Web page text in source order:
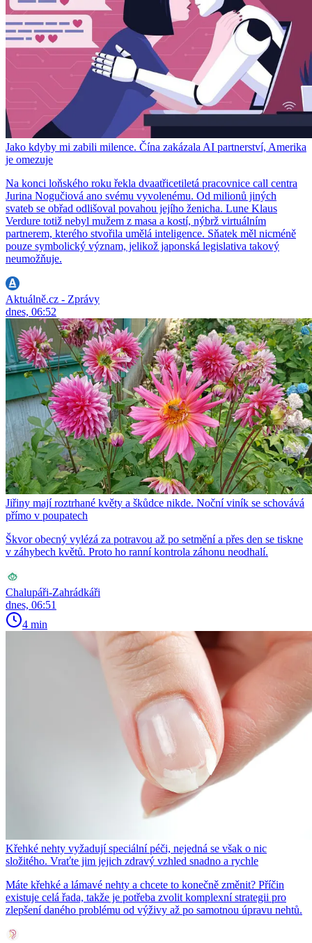
Jako kdyby mi zabili milence. Čína zakázala AI partnerství, Amerika
je omezuje
Na konci loňského roku řekla dvaatřicetiletá pracovnice call centra
Jurina Nogučiová ano svému vyvolenému. Od milionů jiných
svateb se obřad odlišoval povahou jejího ženicha. Lune Klaus
Verdure totiž nebyl mužem z masa a kostí, nýbrž virtuálním
partnerem, kterého stvořila umělá inteligence. Sňatek měl nicméně
pouze symbolický význam, jelikož japonská legislativa takový
neumožňuje.
Aktuálně.cz - Zprávy
dnes, 06:52
Jiřiny mají roztrhané květy a škůdce nikde. Noční viník se schovává
přímo v poupatech
Škvor obecný vylézá za potravou až po setmění a přes den se tiskne
v záhybech květů. Proto ho ranní kontrola záhonu neodhalí.
Chalupáři-Zahrádkáři
dnes, 06:51
4 min
Křehké nehty vyžadují speciální péči, nejedná se však o nic
složitého. Vraťte jim jejich zdravý vzhled snadno a rychle
Máte křehké a lámavé nehty a chcete to konečně změnit? Příčin
existuje celá řada, takže je potřeba zvolit komplexní strategii pro
zlepšení daného problému od výživy až po samotnou úpravu nehtů.